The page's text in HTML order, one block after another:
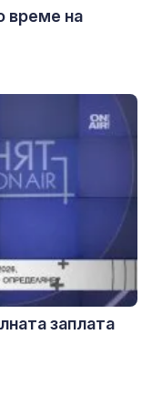
време на
заплата